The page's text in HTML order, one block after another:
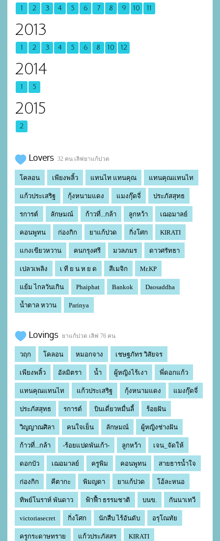
1 2 3 4 5 6 7 8 9 10 11
2013
1 2 3 4 5 6 8 10 12
2014
1 5
2015
2
Lovers 32 คน เลิฟยาแก้ปวด
โคลอน เพียงพลิ้ว แทนไท แทนคุณ แทนคุณแทนไท
แก้วประเสริฐ กุ้งหนามแดง แมงกุ๊ดจี่ ประภัสสุทธ
รการต์ ลักษมณ์ ก้าวที่...กล้า ลูกหว้า เฌอมาลย์
คอนพูทน ก่องกิก ยาแก้ปวด กิ่งโศก KIRATI
แกงเขียวหวาน คนกรุงศรี มวลภมร ดาวศรัทธา
เปลวเพลิง เ ที ย น ห ย ด สีเมจิก Mr.KP
แย้ม ไกลวันเกิน Phaiphat Bankok Daosaddha
น้ำตาล หวาน Parinya
Lovings ยาแก้ปวด เลิฟ 76 คน
วฤก โคลอน หมอกจาง เชษฐภัทร วิสัยจร
เพียงพลิ้ว อัลมิตรา น้ำ ผู้หญิงไร้เงา พี่ดอกแก้ว
แทนคุณแทนไท แก้วประเสริฐ กุ้งหนามแดง แมงกุ๊ดจี่
ประภัสสุทธ รการต์ บินเดี่ยวหมื่นลี้ ร้อยฝัน
วิญญาณศิลา คนใจเย็น ลักษมณ์ ผู้หญิงช่างฝัน
ก้าวที่...กล้า -ร้อยแปดพันเก้า- ลูกหว้า เจน_จัดให้
ดอกบัว เฌอมาลย์ ครูพิม คอนพูทน สายธารน้ำใจ
ก่องกิก คีตากะ พิมญดา ยาแก้ปวด โอ้ละหนอ
ทิพย์โนราห์ พันดาว ฟ้าฟื้า ธรรมชาติ บนข. กันนาเทวี
victoriasecret กิ่งโศก นักสืบ ไร้อันดับ อรุโณทัย
ครูกระดาษทราย แก้วประภัสสร KIRATI